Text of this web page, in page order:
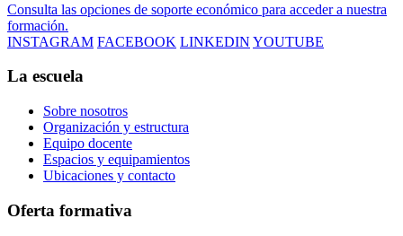
Consulta las opciones de soporte económico para acceder a nuestra
formación.
INSTAGRAM FACEBOOK LINKEDIN YOUTUBE
La escuela
Sobre nosotros
Organización y estructura
Equipo docente
Espacios y equipamientos
Ubicaciones y contacto
Oferta formativa